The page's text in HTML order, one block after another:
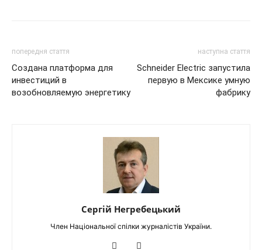
попередня стаття
Создана платформа для
инвестиций в
возобновляемую энергетику
наступна стаття
Schneider Electric запустила
первую в Мексике умную
фабрику
Сергій Негребецький
Член Національної спілки журналістів України.